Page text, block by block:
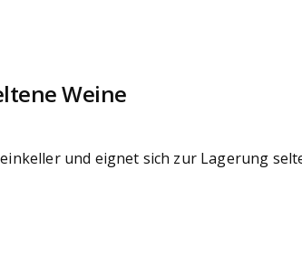
Weine
und eignet sich zur Lagerung